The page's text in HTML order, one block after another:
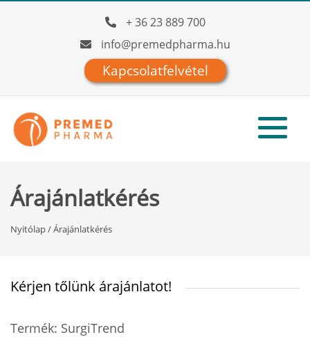
+ 36 23 889 700
info@premedpharma.hu
Kapcsolatfelvétel
Árajánlatkérés
Nyitólap/Árajánlatkérés
Kérjen tőlünk árajánlatot!
Termék: SurgiTrend